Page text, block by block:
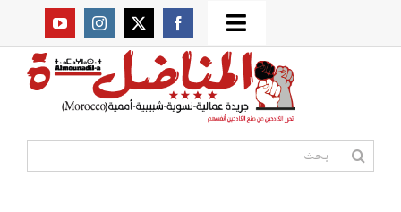
to
Toggle
Navigation
من نحن؟
البحث